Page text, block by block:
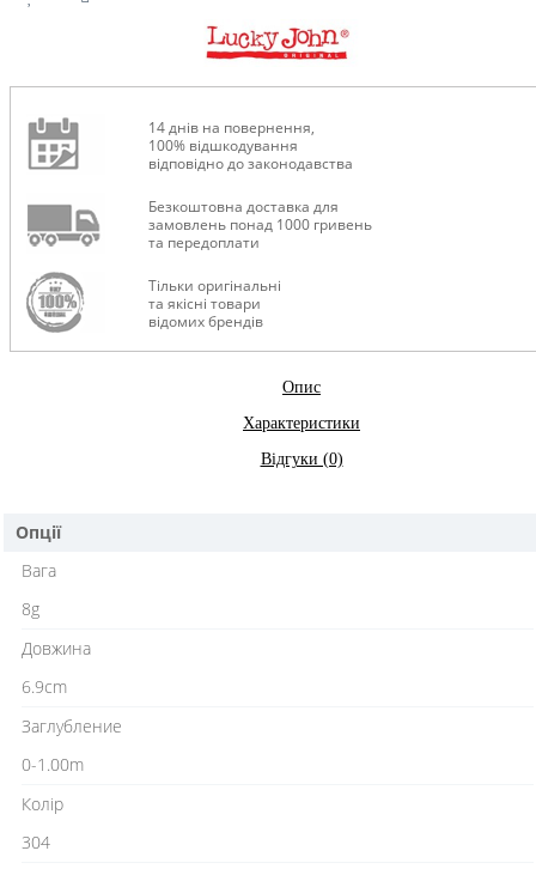
14 днів на повернення,
100% відшкодування
відповідно до законодавства
Безкоштовна доставка для
замовлень понад 1000 гривень
та передоплати
Тільки оригінальні
та якісні товари
відомих брендів
Опис
Характеристики
Відгуки (0)
Опції
Вага
8g
Довжина
6.9cm
Заглубление
0-1.00m
Колір
304